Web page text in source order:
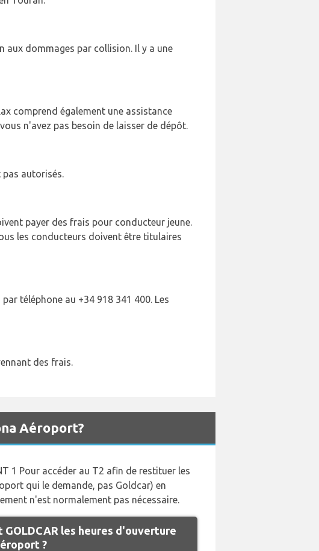
aux dommages par collision. Il y a une
comprend également une assistance
n'avez pas besoin de laisser de dépôt.
pas autorisés.
payer des frais pour conducteur jeune.
les conducteurs doivent être titulaires
téléphone au +34 918 341 400. Les
des frais.
Aéroport?
1 Pour accéder au T2 afin de restituer les
qui le demande, pas Goldcar) en
n'est normalement pas nécessaire.
GOLDCAR les heures d'ouverture
?